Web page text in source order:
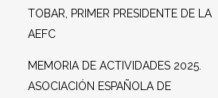
TOBAR, PRIMER PRESIDENTE DE LA
AEFC
MEMORIA DE ACTIVIDADES 2025.
ASOCIACIÓN ESPAÑOLA DE